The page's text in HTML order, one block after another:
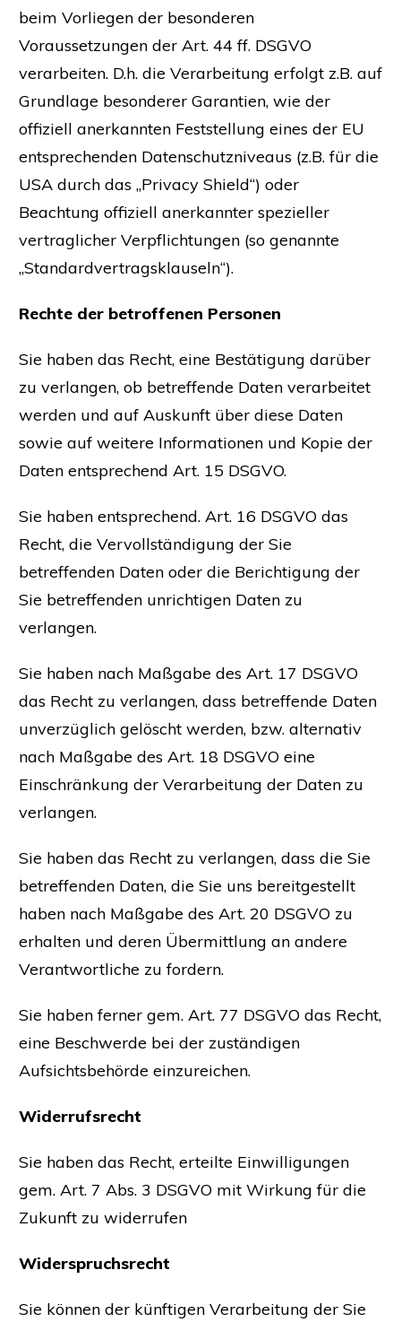
beim Vorliegen der besonderen
Voraussetzungen der Art. 44 ff. DSGVO
verarbeiten. D.h. die Verarbeitung erfolgt z.B. auf
Grundlage besonderer Garantien, wie der
offiziell anerkannten Feststellung eines der EU
entsprechenden Datenschutzniveaus (z.B. für die
USA durch das „Privacy Shield“) oder
Beachtung offiziell anerkannter spezieller
vertraglicher Verpflichtungen (so genannte
„Standardvertragsklauseln“).
Rechte der betroffenen Personen
Sie haben das Recht, eine Bestätigung darüber
zu verlangen, ob betreffende Daten verarbeitet
werden und auf Auskunft über diese Daten
sowie auf weitere Informationen und Kopie der
Daten entsprechend Art. 15 DSGVO.
Sie haben entsprechend. Art. 16 DSGVO das
Recht, die Vervollständigung der Sie
betreffenden Daten oder die Berichtigung der
Sie betreffenden unrichtigen Daten zu
verlangen.
Sie haben nach Maßgabe des Art. 17 DSGVO
das Recht zu verlangen, dass betreffende Daten
unverzüglich gelöscht werden, bzw. alternativ
nach Maßgabe des Art. 18 DSGVO eine
Einschränkung der Verarbeitung der Daten zu
verlangen.
Sie haben das Recht zu verlangen, dass die Sie
betreffenden Daten, die Sie uns bereitgestellt
haben nach Maßgabe des Art. 20 DSGVO zu
erhalten und deren Übermittlung an andere
Verantwortliche zu fordern.
Sie haben ferner gem. Art. 77 DSGVO das Recht,
eine Beschwerde bei der zuständigen
Aufsichtsbehörde einzureichen.
Widerrufsrecht
Sie haben das Recht, erteilte Einwilligungen
gem. Art. 7 Abs. 3 DSGVO mit Wirkung für die
Zukunft zu widerrufen
Widerspruchsrecht
Sie können der künftigen Verarbeitung der Sie